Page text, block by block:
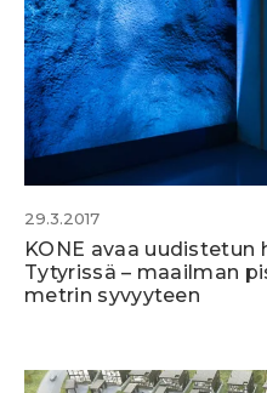
29.3.2017
KONE avaa uudistetun
Tytyrissä – maailman
metrin syvyyteen